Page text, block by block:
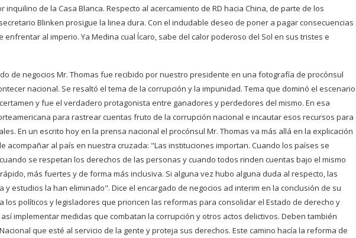
de la Casa Blanca. Respecto al acercamiento de RD hacia China, de parte de los
Blinken prosigue la linea dura. Con el indudable deseo de poner a pagar consecuencias
enfrentar al imperio. Ya Medina cual Ícaro, sabe del calor poderoso del Sol en sus tristes e
de negocios Mr. Thomas fue recibido por nuestro presidente en una fotografía de procónsul
nacional. Se resaltó el tema de la corrupción y la impunidad. Tema que dominó el escenario
y fue el verdadero protagonista entre ganadores y perdedores del mismo. En esa
para rastrear cuentas fruto de la corrupción nacional e incautar esos recursos para
En un escrito hoy en la prensa nacional el procónsul Mr. Thomas va más allá en la explicación
acompañar al país en nuestra cruzada: "Las instituciones importan. Cuando los países se
se respetan los derechos de las personas y cuando todos rinden cuentas bajo el mismo
más fuertes y de forma más inclusiva. Si alguna vez hubo alguna duda al respecto, las
y estudios la han eliminado". Dice el encargado de negocios ad interim en la conclusión de su
los políticos y legisladores que prioricen las reformas para consolidar el Estado de derecho y
implementar medidas que combatan la corrupción y otros actos delictivos. Deben también
que esté al servicio de la gente y proteja sus derechos. Este camino hacía la reforma de